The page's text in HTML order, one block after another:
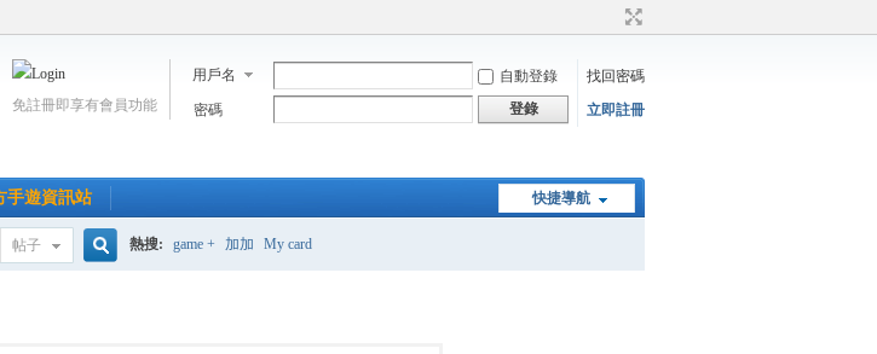
用戶名 自動登錄
找回密碼
密碼
登錄 立即註冊
免註冊即享有會員功能
快捷導航
手遊資訊站
帖子 熱搜: game + 加加 My card